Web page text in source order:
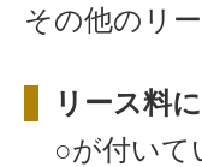
その他のリ
リース料
○が付いて